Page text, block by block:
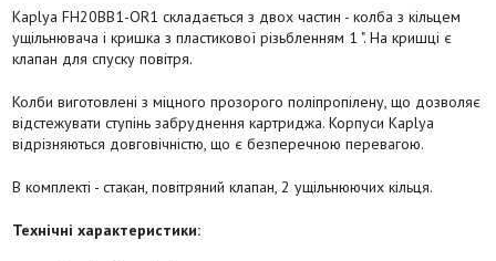
Kaplya FH20BB1-OR1 складається з двох частин - колба з кільцем
ущільнювача і кришка з пластикової різьбленням 1 ". На кришці є
клапан для спуску повітря.
Колби виготовлені з міцного прозорого поліпропілену, що дозволяє
відстежувати ступінь забруднення картриджа. Корпуси Kaplya
відрізняються довговічністю, що є безперечною перевагою.
В комплекті - стакан, повітряний клапан, 2 ущільнюючих кільця.
Технічні характеристики: